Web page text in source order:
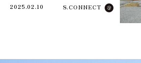
2025.02.10 S.CONNECT